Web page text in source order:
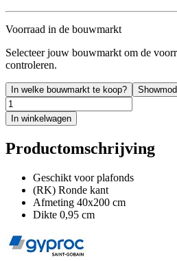
Voorraad in de bouwmarkt
Selecteer jouw bouwmarkt om de
controleren.
In welke bouwmarkt te koop?
In winkelwagen
Productomschrijving
Geschikt voor plafonds
(RK) Ronde kant
Afmeting 40x200 cm
Dikte 0,95 cm